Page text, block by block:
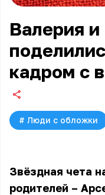
Валерия
кадром с
# Люди с обложки
Звёздная чета
родителей –